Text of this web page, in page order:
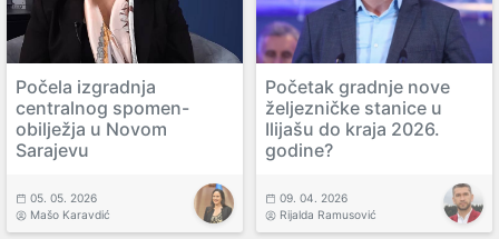
Počela izgradnja
centralnog spomen-
obilježja u Novom
Sarajevu
05. 05. 2026
Mašo Karavdić
Početak gradnje nove
željezničke stanice u
Ilijašu do kraja 2026.
godine?
09. 04. 2026
Rijalda Ramusović